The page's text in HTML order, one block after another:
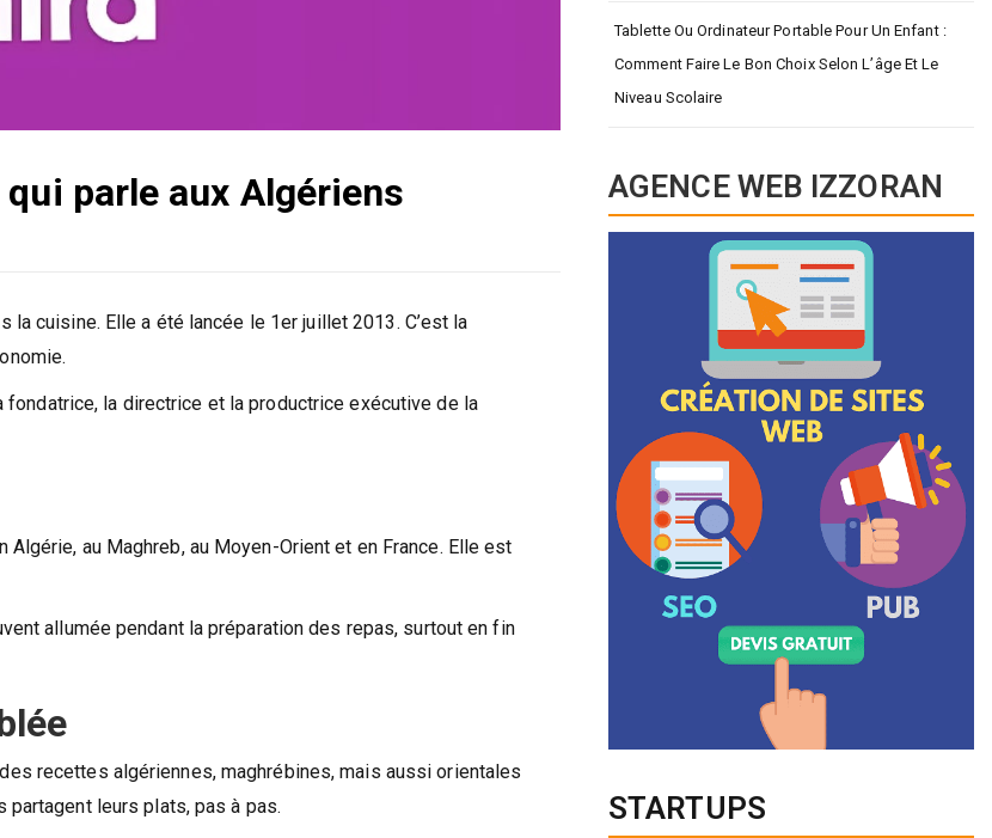
parle aux Algériens
cuisine. Elle a été lancée le 1er juillet 2013. C’est la
la directrice et la productrice exécutive de la
au Maghreb, au Moyen-Orient et en France. Elle est
allumée pendant la préparation des repas, surtout en fin
recettes algériennes, maghrébines, mais aussi orientales
leurs plats, pas à pas.
Tablette Ou Ordinateur Portable Pour Un Enfant :
Comment Faire Le Bon Choix Selon L’âge Et Le
Niveau Scolaire
AGENCE WEB IZZORAN
STARTUPS